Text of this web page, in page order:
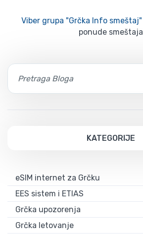
Viber grupa "Grčka Info smeštaj"
ponude smeštaja
KATEGORIJE
eSIM internet za Grčku
EES sistem i ETIAS
Grčka upozorenja
Grčka letovanje